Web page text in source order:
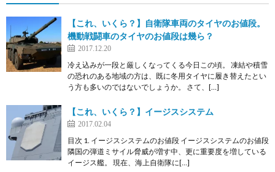
【これ、いくら？】自衛隊車両のタイヤのお値段。
機動戦闘車のタイヤのお値段は幾ら？
2017.12.20
冷え込みが一段と厳しくなってくる今日この頃。 凍結や積雪
の恐れのある地域の方は、既に冬用タイヤに履き替えたとい
う方も多いのではないでしょうか。 さて、[…]
【これ、いくら？】イージスシステム
2017.02.04
目次 1. イージスシステムのお値段 イージスシステムのお値段
隣国の弾道ミサイル脅威が増す中、更に重要度を増している
イージス艦。 現在、海上自衛隊に[…]